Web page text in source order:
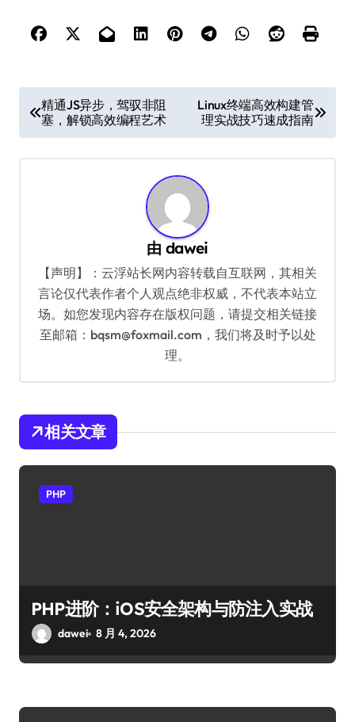
章
导
精通JS异步，驾驭非阻
塞，解锁高效编程艺术
Linux终端高效构建管
理实战技巧速成指南
由dawei
【声明】：云浮站长网内容转载自互联网，其相关
言论仅代表作者个人观点绝非权威，不代表本站立
场。如您发现内容存在版权问题，请提交相关链接
至邮箱：bqsm@foxmail.com，我们将及时予以处
理。
相关文章
PHP
PHP进阶：iOS安全架构与防注入实战
dawei 8 月 4, 2026